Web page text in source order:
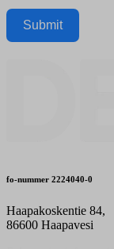
Submit
fo-nummer 2224040-0
Haapakoskentie 84,
86600 Haapavesi